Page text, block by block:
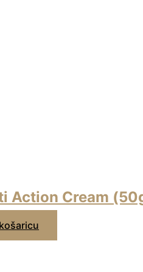
Action Cream